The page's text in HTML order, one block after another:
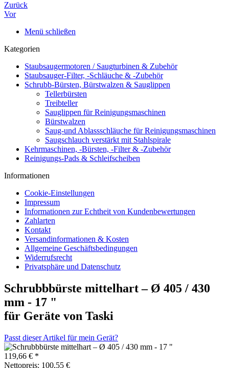
Zurück
Vor
Menü schließen
Kategorien
Staubsaugermotoren / Saugturbinen & Zubehör
Staubsauger-Filter, -Schläuche & -Zubehör
Schrubb-Bürsten, Bürstwalzen & Sauglippen
Tellerbürsten
Treibteller
Sauglippen für Reinigungsmaschinen
Bürstwalzen
Saug-und Ablassschläuche für Reinigungsmaschinen
Saugschlauch verstärkt mit Stahlspirale
Kehrmaschinen, -Bürsten, -Filter & -Zubehör
Reinigungs-Pads & Schleifscheiben
Informationen
Cookie-Einstellungen
Impressum
Informationen zur Echtheit von Kundenbewertungen
Zahlarten
Kontakt
Versandinformationen & Kosten
Allgemeine Geschäftsbedingungen
Widerrufsrecht
Privatsphäre und Datenschutz
Schrubbbürste mittelhart – Ø 405 / 430
mm - 17 "
für Geräte von Taski
Passt dieser Artikel für mein Gerät?
119,66 € *
Nettopreis: 100,55 €